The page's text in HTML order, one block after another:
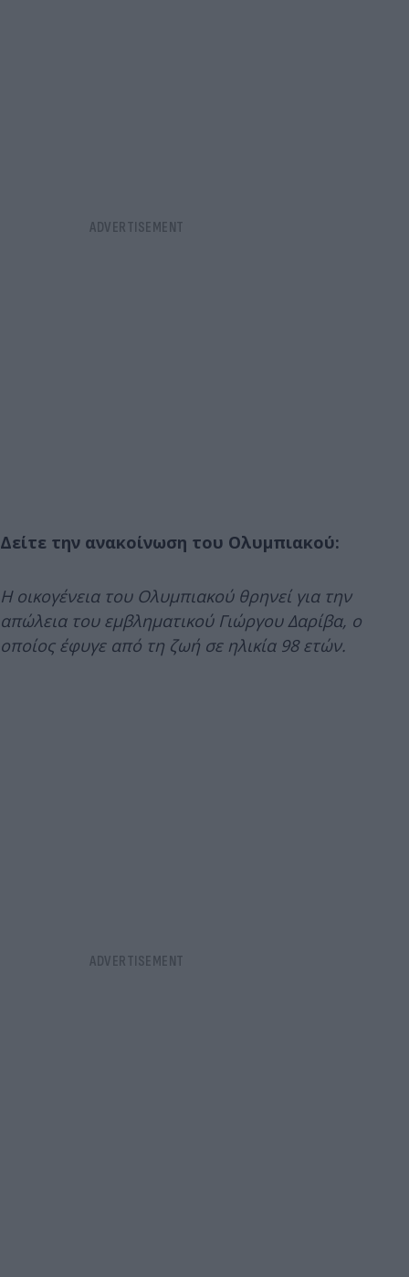
Δείτε την ανακοίνωση του Ολυμπιακού:
Η οικογένεια του Ολυμπιακού θρηνεί για την
απώλεια του εμβληματικού Γιώργου Δαρίβα, ο
οποίος έφυγε από τη ζωή σε ηλικία 98 ετών.